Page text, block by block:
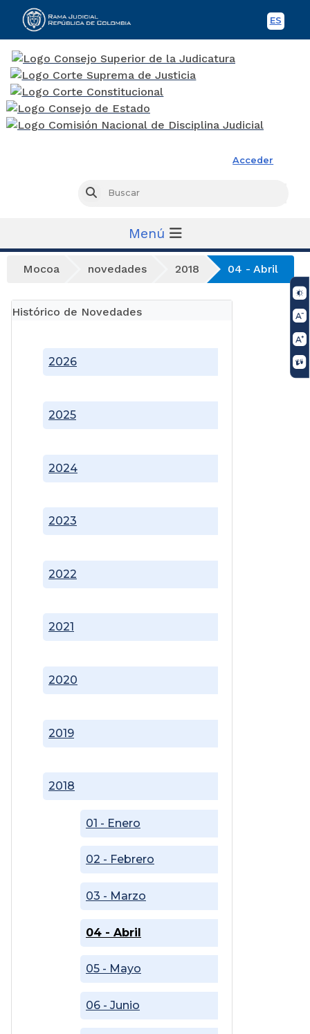
ES
Acceder
Buscar
Menú
Mocoa novedades 2018 04 - Abril
Histórico de Novedades
2018
01 - Enero
02 - Febrero
03 - Marzo
04 - Abril
05 - Mayo
06 - Junio
2019
2020
2021
2022
2023
2024
2025
2026